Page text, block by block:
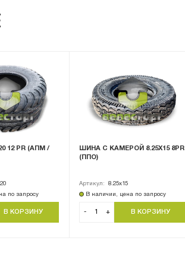
12 PR (АПМ /
по запросу
ШИНА С КАМЕРОЙ 8.25Х15 8PR
(ППО)
Артикул:
8.25х15
В наличии, цена по запросу
- +